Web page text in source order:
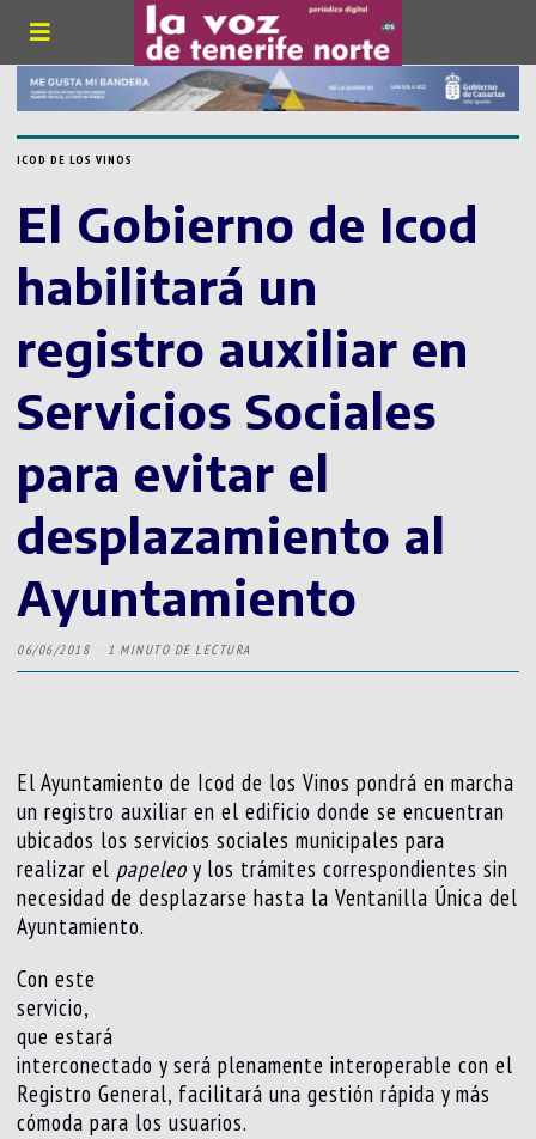
ICOD DE LOS VINOS
El Gobierno de Icod
habilitará un
registro auxiliar en
Servicios Sociales
para evitar el
desplazamiento al
Ayuntamiento
06/06/2018 1 MINUTO DE LECTURA
El Ayuntamiento de Icod de los Vinos pondrá en marcha
un registro auxiliar en el edificio donde se encuentran
ubicados los servicios sociales municipales para
realizar el papeleo y los trámites correspondientes sin
necesidad de desplazarse hasta la Ventanilla Única del
Ayuntamiento.
Con este
servicio,
que estará
interconectado y será plenamente interoperable con el
Registro General, facilitará una gestión rápida y más
cómoda para los usuarios.